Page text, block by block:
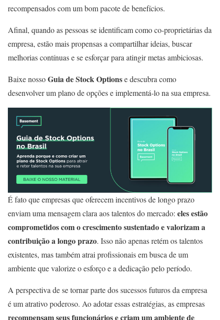
recompensados com um bom pacote de benefícios.
Afinal, quando as pessoas se identificam como co-proprietárias da
empresa, estão mais propensas a compartilhar ideias, buscar
melhorias contínuas e se esforçar para atingir metas ambiciosas.
Baixe nossoGuia de Stock Optionse descubra como
desenvolver um plano de opções e implementá-lo na sua empresa.
É fato que empresas que oferecem incentivos de longo prazo
enviam uma mensagem clara aos talentos do mercado: eles estão
comprometidos com o crescimento sustentado e valorizam a
contribuição a longo prazo. Isso não apenas retém os talentos
existentes, mas também atrai profissionais em busca de um
ambiente que valorize o esforço e a dedicação pelo período.
A perspectiva de se tornar parte dos sucessos futuros da empresa
é um atrativo poderoso. Ao adotar essas estratégias, as empresas
recompensam seus funcionários e criam um ambiente de